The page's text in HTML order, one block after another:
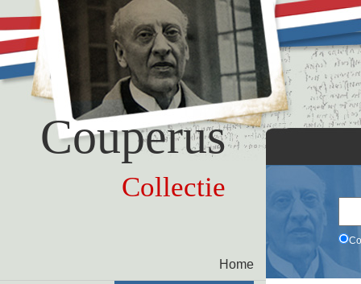
Couperus
Collectie
Home